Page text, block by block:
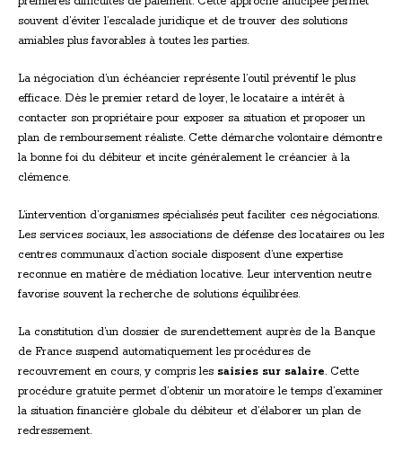
souvent d’éviter l’escalade juridique et de trouver des solutions
amiables plus favorables à toutes les parties.
La négociation d’un échéancier représente l’outil préventif le plus
efficace. Dès le premier retard de loyer, le locataire a intérêt à
contacter son propriétaire pour exposer sa situation et proposer un
plan de remboursement réaliste. Cette démarche volontaire démontre
la bonne foi du débiteur et incite généralement le créancier à la
clémence.
L’intervention d’organismes spécialisés peut faciliter ces négociations.
Les services sociaux, les associations de défense des locataires ou les
centres communaux d’action sociale disposent d’une expertise
reconnue en matière de médiation locative. Leur intervention neutre
favorise souvent la recherche de solutions équilibrées.
La constitution d’un dossier de surendettement auprès de la Banque
de France suspend automatiquement les procédures de
recouvrement en cours, y compris les saisies sur salaire. Cette
procédure gratuite permet d’obtenir un moratoire le temps d’examiner
la situation financière globale du débiteur et d’élaborer un plan de
redressement.